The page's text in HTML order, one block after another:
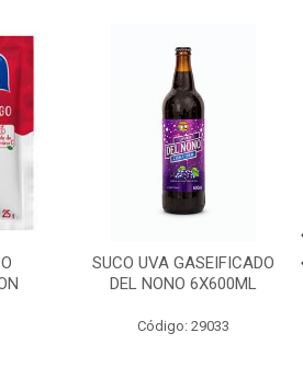
SUCO UVA GASEIFICADO
DEL NONO 6X600ML
Código: 29033